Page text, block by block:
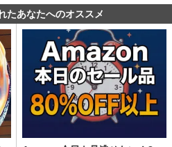
たあなたへのオススメ